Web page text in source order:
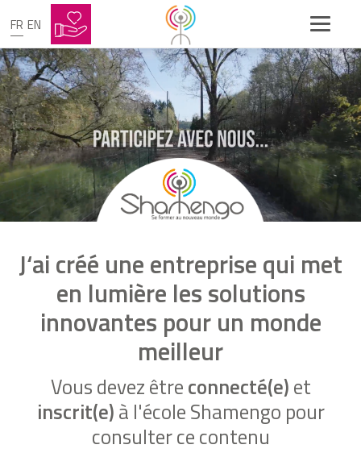
FR EN
J‘ai créé une entreprise qui met
en lumière les solutions
innovantes pour un monde
meilleur
Vous devez êtreconnecté(e)et
inscrit(e)à l'école Shamengo pour
consulter ce contenu